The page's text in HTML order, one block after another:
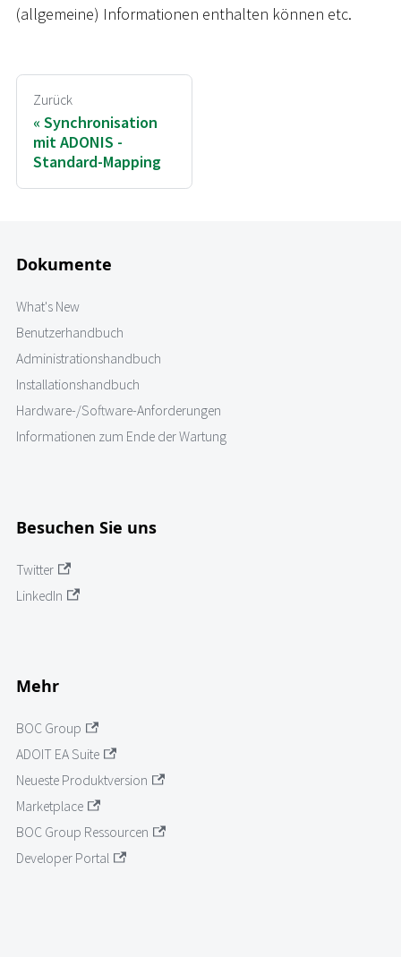
(allgemeine) Informationen enthalten können etc.
Zurück
Synchronisation
mit ADONIS -
Standard-Mapping
Dokumente
What's New
Benutzerhandbuch
Administrationshandbuch
Installationshandbuch
Hardware-/Software-Anforderungen
Informationen zum Ende der Wartung
Besuchen Sie uns
Twitter
LinkedIn
Mehr
BOC Group
ADOIT EA Suite
Neueste Produktversion
Marketplace
BOC Group Ressourcen
Developer Portal